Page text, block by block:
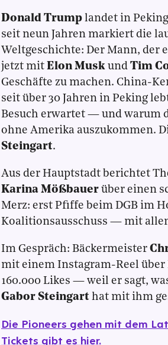
Donald Trump landet in
seit neun Jahren markiert die
Weltgeschichte: Der Mann, der
jetzt mit Elon Musk und Tim
Geschäfte zu machen. China-
seit über 30 Jahren in Peking
Besuch erwartet — und warum
ohne Amerika auszukommen.
Steingart.
Aus der Hauptstadt berichtet
Karina Mößbauer über einen
Merz: erst Pfiffe beim DGB im
Koalitionsausschuss — mit
Im Gespräch: Bäckermeister
mit einem Instagram-Reel
160.000 Likes — weil er sagt,
Gabor Steingart hat mit ihm
Die Pioneers gehen mit dem
Tickets gibt es hier.